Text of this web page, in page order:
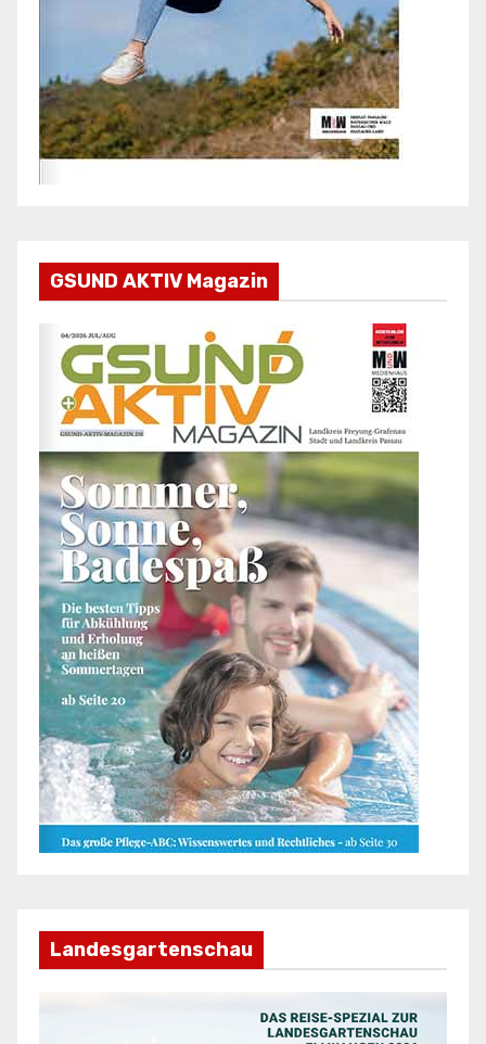
GSUND AKTIV Magazin
Landesgartenschau